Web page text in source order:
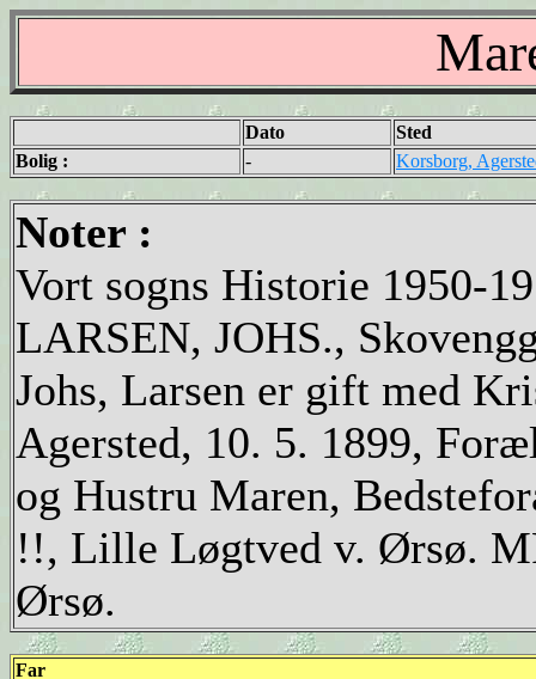
Dato
Sted
Bolig :
- Korsborg,
Noter :
Vort sogns Historie 1950-
LARSEN, JOHS.,
Johs, Larsen er gift med
Agersted, 10. 5. 1899,
og Hustru Maren,
!!, Lille Løgtved v. Ørsø.
Ørsø.
Far